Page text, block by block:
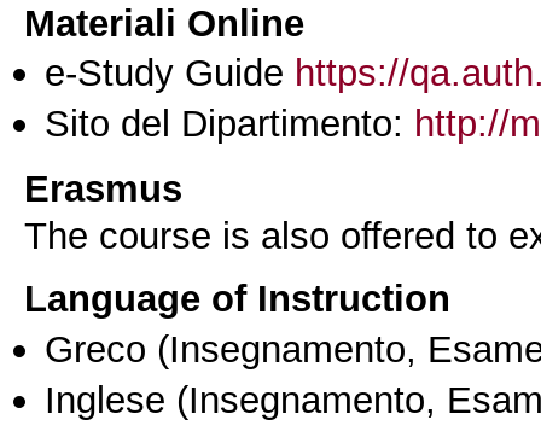
Materiali Online
e-Study Guide https://
Sito del Dipartimento: http://
Erasmus
The course is also offered to
Language of Instruction
Greco (Insegnamento,
Inglese (Insegnamento,